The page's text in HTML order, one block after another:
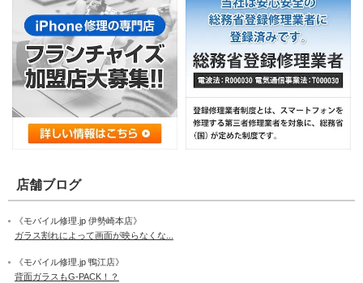
店舗ブログ
《モバイル修理.jp 伊勢崎本店》
ガラス割れによって画面が映らなくな...
《モバイル修理.jp 鴨江店》
背面ガラスもG-PACK！？